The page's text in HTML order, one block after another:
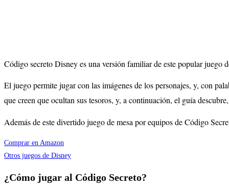
Código secreto Disney es una versión familiar de este popular juego
El juego permite jugar con las imágenes de los personajes, y, con
que creen que ocultan sus tesoros, y, a continuación, el guía
Además de este divertido juego de mesa por equipos de Código
Comprar en Amazon
Otros juegos de Disney
¿Cómo jugar al Código Secreto?